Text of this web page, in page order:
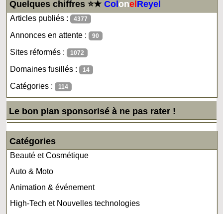
Quelques chiffres ⭐★ColonelReyel
Articles publiés : 4377
Annonces en attente : 90
Sites réformés : 1072
Domaines fusillés : 14
Catégories : 114
Le bon plan sponsorisé à ne pas rater !
Catégories
Beauté et Cosmétique
Auto & Moto
Animation & événement
High-Tech et Nouvelles technologies